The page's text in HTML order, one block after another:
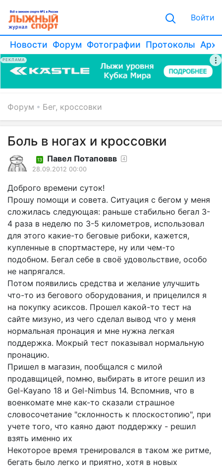
Войти
Новости Форум Фотографии Протоколы
РЕКЛАМА
Форум Бег, кроссовки
Боль в ногах и кроссовки
13 Павел Потаповвв 4
28.09.2012 00:00
Доброго времени суток!
Прошу помощи и совета. Ситуация с бегом у меня
сложилась следующая: раньше стабильно бегал 3-
4 раза в неделю по 3-5 километров, использовал
для этого какие-то беговые рибоки, кажется,
купленные в спортмастере, ну или чем-то
подобном. Бегал себе в своё удовольствие, особо
не напрягался.
Потом появились средства и желание улучшить
что-то из бегового оборудования, и прицелился я
на покупку асиксов. Прошел какой-то тест на
сайте мизуно, из чего сделал вывод что у меня
нормальная пронация и мне нужна легкая
поддержка. Мокрый тест показывал нормальную
пронацию.
Пришел в магазин, пообщался с милой
продавщицей, помню, выбирать в итоге решил из
Gel-Kayano 18 и Gel-Nimbus 14. Вспомнив, что в
военкомате мне как-то сказали страшное
словосочетание "склонность к плоскостопию", при
учете того, что каяно дают поддержку - решил
взять именно их
Некоторое время тренировался в таком же ритме,
бегать было легко и приятно, хотя в новых